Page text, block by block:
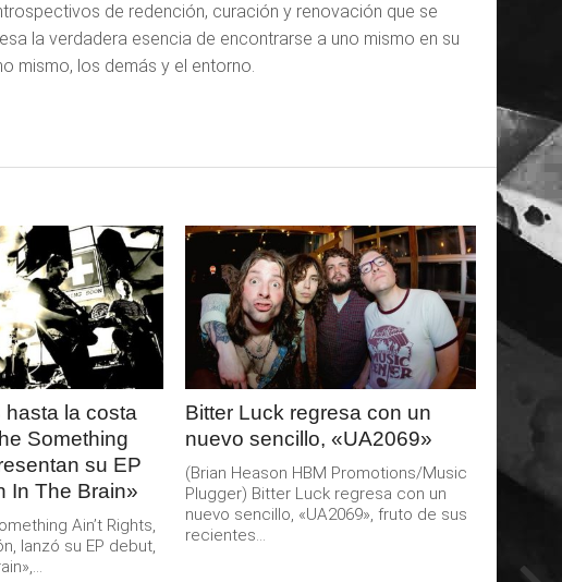
de redención, curación y renovación que se
la verdadera esencia de encontrarse a uno mismo en su
mismo, los demás y el entorno.
LEER
la costa
Something
su EP
In The Brain»
Ain’t Rights,
lanzó su EP debut,
LEER
MAS
Bitter Luck regresa con un
nuevo sencillo, «UA2069»
(Brian Heason HBM Promotions/Music
Plugger) Bitter Luck regresa con un
nuevo sencillo, «UA2069», fruto de sus
recientes...